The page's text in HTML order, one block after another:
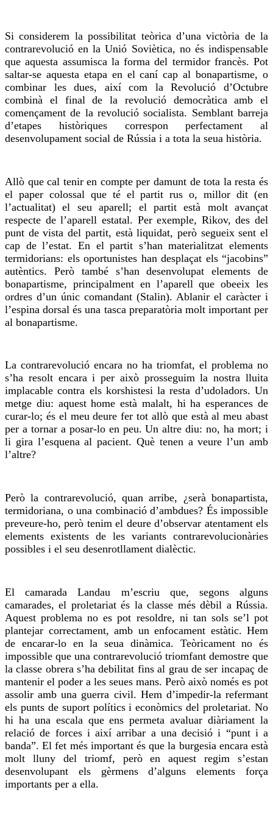
Si considerem la possibilitat teòrica d’una victòria de la
contrarevolució en la Unió Soviètica, no és indispensable
que aquesta assumisca la forma del termidor francès. Pot
saltar-se aquesta etapa en el caní cap al bonapartisme, o
combinar les dues, així com la Revolució d’Octubre
combinà el final de la revolució democràtica amb el
començament de la revolució socialista. Semblant barreja
d’etapes històriques correspon perfectament al
desenvolupament social de Rússia i a tota la seua història.
Allò que cal tenir en compte per damunt de tota la resta és
el paper colossal que té el partit rus o, millor dit (en
l’actualitat) el seu aparell; el partit està molt avançat
respecte de l’aparell estatal. Per exemple, Rikov, des del
punt de vista del partit, està liquidat, però segueix sent el
cap de l’estat. En el partit s’han materialitzat elements
termidorians: els oportunistes han desplaçat els “jacobins”
autèntics. Però també s’han desenvolupat elements de
bonapartisme, principalment en l’aparell que obeeix les
ordres d’un únic comandant (Stalin). Ablanir el caràcter i
l’espina dorsal és una tasca preparatòria molt important per
al bonapartisme.
La contrarevolució encara no ha triomfat, el problema no
s’ha resolt encara i per això prosseguim la nostra lluita
implacable contra els korshistesi la resta d’udoladors. Un
metge diu: aquest home està malalt, hi ha esperances de
curar-lo; és el meu deure fer tot allò que està al meu abast
per a tornar a posar-lo en peu. Un altre diu: no, ha mort; i
li gira l’esquena al pacient. Què tenen a veure l’un amb
l’altre?
Però la contrarevolució, quan arribe, ¿serà bonapartista,
termidoriana, o una combinació d’ambdues? És impossible
preveure-ho, però tenim el deure d’observar atentament els
elements existents de les variants contrarevolucionàries
possibles i el seu desenrotllament dialèctic.
El camarada Landau m’escriu que, segons alguns
camarades, el proletariat és la classe més dèbil a Rússia.
Aquest problema no es pot resoldre, ni tan sols se’l pot
plantejar correctament, amb un enfocament estàtic. Hem
de encarar-lo en la seua dinàmica. Teòricament no és
impossible que una contrarevolució triomfant demostre que
la classe obrera s’ha debilitat fins al grau de ser incapaç de
mantenir el poder a les seues mans. Però això només es pot
assolir amb una guerra civil. Hem d’impedir-la refermant
els punts de suport polítics i econòmics del proletariat. No
hi ha una escala que ens permeta avaluar diàriament la
relació de forces i així arribar a una decisió i “punt i a
banda”. El fet més important és que la burgesia encara està
molt lluny del triomf, però en aquest regim s’estan
desenvolupant els gèrmens d’alguns elements força
importants per a ella.